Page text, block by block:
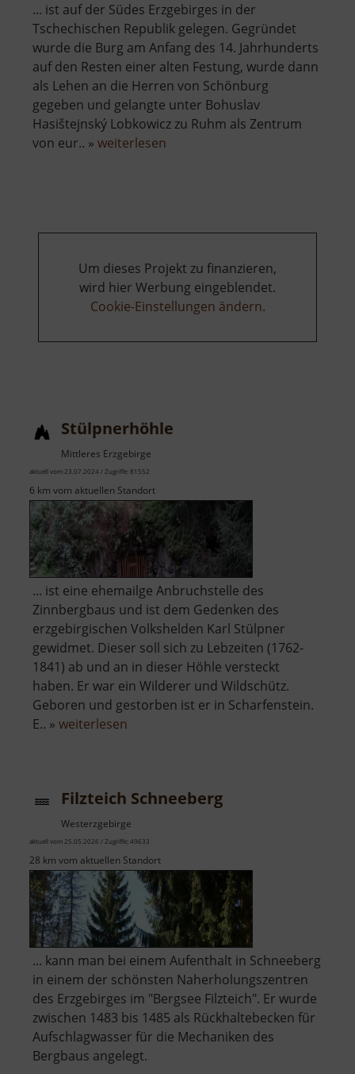
... ist auf der Südes Erzgebirges in der
Tschechischen Republik gelegen. Gegründet
wurde die Burg am Anfang des 14. Jahrhunderts
auf den Resten einer alten Festung, wurde dann
als Lehen an die Herren von Schönburg
gegeben und gelangte unter Bohuslav
Hasištejnský Lobkowicz zu Ruhm als Zentrum
von eur.. » weiterlesen
Um dieses Projekt zu finanzieren,
wird hier Werbung eingeblendet.
Cookie-Einstellungen ändern.
Stülpnerhöhle
Mittleres Erzgebirge
aktuell vom 23.07.2024 / Zugriffe: 81552
6 km vom aktuellen Standort
... ist eine ehemailge Anbruchstelle des
Zinnbergbaus und ist dem Gedenken des
erzgebirgischen Volkshelden Karl Stülpner
gewidmet. Dieser soll sich zu Lebzeiten (1762-
1841) ab und an in dieser Höhle versteckt
haben. Er war ein Wilderer und Wildschütz.
Geboren und gestorben ist er in Scharfenstein.
E.. » weiterlesen
Filzteich Schneeberg
Westerzgebirge
aktuell vom 25.05.2026 / Zugriffe: 49633
28 km vom aktuellen Standort
... kann man bei einem Aufenthalt in Schneeberg
in einem der schönsten Naherholungszentren
des Erzgebirges im "Bergsee Filzteich". Er wurde
zwischen 1483 bis 1485 als Rückhaltebecken für
Aufschlagwasser für die Mechaniken des
Bergbaus angelegt.